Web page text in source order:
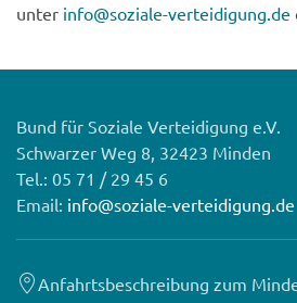
unter info@soziale-verteidigung.de
Bund für Soziale Verteidigung e.V.
Schwarzer Weg 8, 32423 Minden
Tel.: 05 71 / 29 45 6
Email: info@soziale-verteidigung.de
Anfahrtsbeschreibung zum